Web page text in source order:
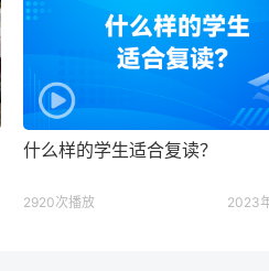
什么样的学生适合复读？
2920次播放 2023